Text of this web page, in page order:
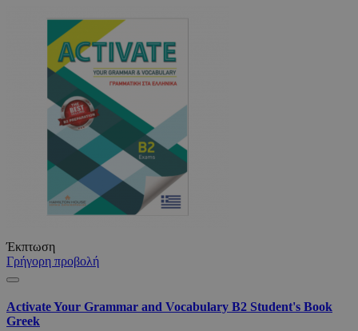
Έκπτωση
Γρήγορη προβολή
Activate Your Grammar and Vocabulary B2 Student's Book
Greek